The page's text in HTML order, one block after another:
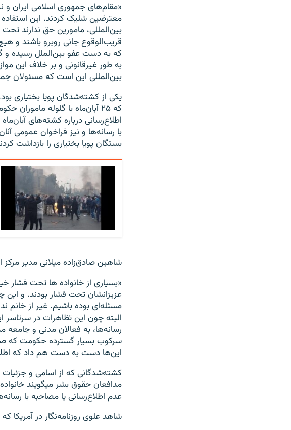
«مقام‌های جمهوری اسلامی ایران و
معترضین شلیک کردند. این
بین‌المللی، مامورین حق ندارند
قریب‌الوقوع جانی روبرو باشند و
که به دست عفو بین‌الملل رسیده
به طور غیرقانونی و بر خلاف این
بین‌المللی این است که مسئولان
که ۲۵ آبان‌ماه با گلوله
اطلاع‌رسانی درباره کشته‌های
با رسانه‌ها و نیز فراخوان عمومی
بستگان پویا بختیاری را بازداشت
شاهین صادق‌زاده میلانی مدیر مرکز
«بسیاری از خانواده ها تحت فشار
البته چون این تظاهرات در
رسانه‌ها، به فعالان مدنی و جامعه
سرکوب بسیار گسترده حکومت که
این‌ها دست به دست هم داد که اطلاع‌رسانی در
کشته‌شدگانی که از اسامی و
مدافعان حقوق بشر میگویند
عدم اطلاع‌رسانی یا مصاحبه با
شاهد علوی روزنامه‌نگار در آمریکا